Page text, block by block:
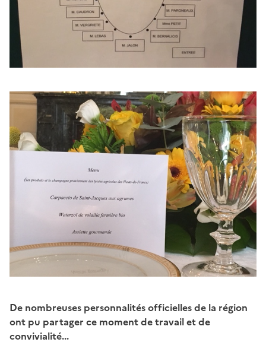
De nombreuses personnalités officielles de la région
ont pu partager ce moment de travail et de
convivialité...